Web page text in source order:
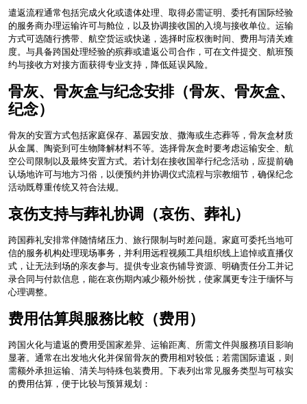
遣返流程通常包括完成火化或遗体处理、取得必需证明、委托有国际经验
的服务商办理运输许可与舱位，以及协调接收国的入境与接收单位。运输
方式可选随行携带、航空货运或快递，选择时应权衡时间、费用与清关难
度。与具备跨国处理经验的殡葬或遣返公司合作，可在文件提交、航班预
约与接收方对接方面获得专业支持，降低延误风险。
骨灰、骨灰盒与纪念安排（骨灰、骨灰盒、
纪念）
骨灰的安置方式包括家庭保存、墓园安放、撒海或生态葬等，骨灰盒材质
从金属、陶瓷到可生物降解材料不等。选择骨灰盒时要考虑运输安全、航
空公司限制以及最终安置方式。若计划在接收国举行纪念活动，应提前确
认场地许可与地方习俗，以便预约并协调仪式流程与宗教细节，确保纪念
活动既尊重传统又符合法规。
哀伤支持与葬礼协调（哀伤、葬礼）
跨国葬礼安排常伴随情绪压力、旅行限制与时差问题。家庭可委托当地可
信的服务机构处理现场事务，并利用远程视频工具组织线上追悼或直播仪
式，让无法到场的亲友参与。提供专业哀伤辅导资源、明确责任分工并记
录合同与付款信息，能在哀伤期内减少额外纷扰，使家属更专注于缅怀与
心理调整。
费用估算與服務比較（费用）
跨国火化与遣返的费用受国家差异、运输距离、所需文件與服務項目影响
显著。通常在出发地火化并保留骨灰的费用相对较低；若需国际遣返，则
需额外承担运输、清关与特殊包装费用。下表列出常见服务类型与可核实
的费用估算，便于比较与预算规划：